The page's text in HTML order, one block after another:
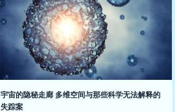
宇宙的隐秘走廊 多维空间与那些科学无法解释的
失踪案